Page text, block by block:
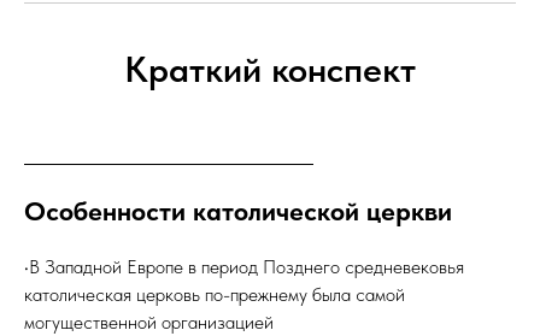
Краткий конспект
Особенности католической церкви
•В Западной Европе в период Позднего средневековья
католическая церковь по-прежнему была самой
могущественной организацией